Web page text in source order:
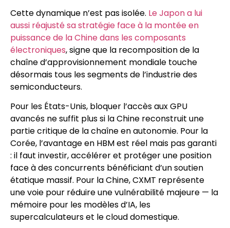
Cette dynamique n’est pas isolée. Le Japon a lui
aussi réajusté sa stratégie face à la montée en
puissance de la Chine dans les composants
électroniques, signe que la recomposition de la
chaîne d’approvisionnement mondiale touche
désormais tous les segments de l’industrie des
semiconducteurs.
Pour les États-Unis, bloquer l’accès aux GPU
avancés ne suffit plus si la Chine reconstruit une
partie critique de la chaîne en autonomie. Pour la
Corée, l’avantage en HBM est réel mais pas garanti
: il faut investir, accélérer et protéger une position
face à des concurrents bénéficiant d’un soutien
étatique massif. Pour la Chine, CXMT représente
une voie pour réduire une vulnérabilité majeure — la
mémoire pour les modèles d’IA, les
supercalculateurs et le cloud domestique.